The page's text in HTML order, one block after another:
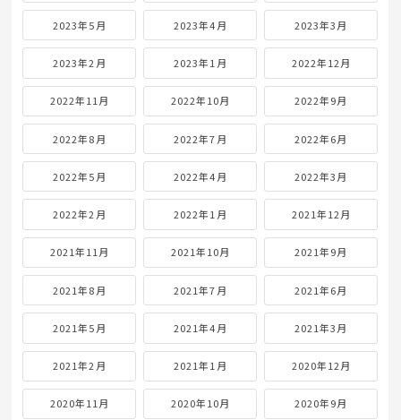
2023年5月 2023年4月 2023年3月
2023年2月 2023年1月 2022年12月
2022年11月 2022年10月 2022年9月
2022年8月 2022年7月 2022年6月
2022年5月 2022年4月 2022年3月
2022年2月 2022年1月 2021年12月
2021年11月 2021年10月 2021年9月
2021年8月 2021年7月 2021年6月
2021年5月 2021年4月 2021年3月
2021年2月 2021年1月 2020年12月
2020年11月 2020年10月 2020年9月